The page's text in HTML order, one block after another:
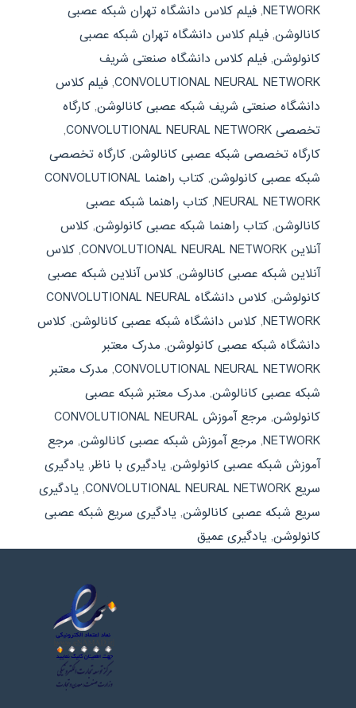
NETWORK
, فیلم کلاس دانشگاه تهران شبکه عصبی
کانالوشن, فیلم کلاس دانشگاه تهران شبکه عصبی
کانولوشن, فیلم کلاس دانشگاه صنعتی شریف
CONVOLUTIONAL NEURAL NETWORK
, فیلم کلاس
دانشگاه صنعتی شریف شبکه عصبی کانالوشن, کارگاه
تخصصی CONVOLUTIONAL NEURAL NETWORK
,
کارگاه تخصصی شبکه عصبی کانالوشن, کارگاه تخصصی
شبکه عصبی کانولوشن,
کتاب راهنما CONVOLUTIONAL
NEURAL NETWORK
, کتاب راهنما شبکه عصبی
کانالوشن, کتاب راهنما شبکه عصبی کانولوشن, کلاس
آنلاین CONVOLUTIONAL NEURAL NETWORK
, کلاس
آنلاین شبکه عصبی کانالوشن, کلاس آنلاین شبکه عصبی
کانولوشن,
کلاس دانشگاه CONVOLUTIONAL NEURAL
NETWORK
, کلاس دانشگاه شبکه عصبی کانالوشن, کلاس
دانشگاه شبکه عصبی کانولوشن, مدرک معتبر
CONVOLUTIONAL NEURAL NETWORK
, مدرک معتبر
شبکه عصبی کانالوشن, مدرک معتبر شبکه عصبی
کانولوشن,
مرجع آموزش CONVOLUTIONAL NEURAL
NETWORK
, مرجع آموزش شبکه عصبی کانالوشن, مرجع
آموزش شبکه عصبی کانولوشن, یادگیری با ناظر, یادگیری
سریع CONVOLUTIONAL NEURAL NETWORK
, یادگیری
سریع شبکه عصبی کانالوشن, یادگیری سریع شبکه عصبی
کانولوشن, یادگیری عمیق